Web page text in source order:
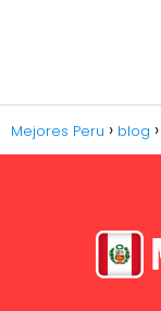
Mejores Peru blog